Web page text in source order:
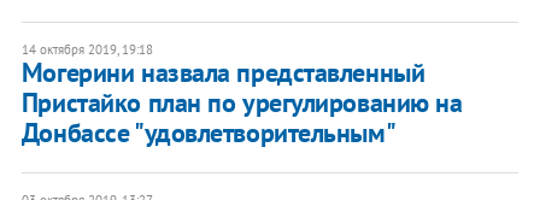
14 октября 2019, 19:18
Могерини назвала представленный
Пристайко план по урегулированию на
Донбассе "удовлетворительным"